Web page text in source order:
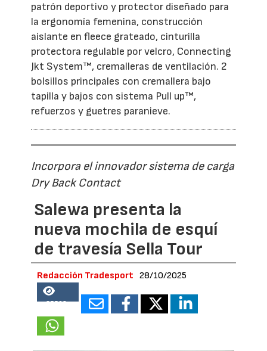
patrón deportivo y protector diseñado para
la ergonomía femenina, construcción
aislante en fleece grateado, cinturilla
protectora regulable por velcro, Connecting
Jkt System™, cremalleras de ventilación. 2
bolsillos principales con cremallera bajo
tapilla y bajos con sistema Pull up™,
refuerzos y guetres paranieve.
Incorpora el innovador sistema de carga
Dry Back Contact
Salewa presenta la
nueva mochila de esquí
de travesía Sella Tour
Redacción Tradesport 28/10/2025
35508